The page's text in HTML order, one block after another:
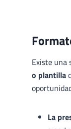
Existe una
o plantilla
La